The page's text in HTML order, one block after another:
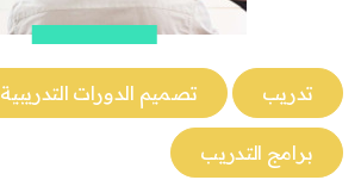
تدريب تصميم الدورات التدريبية
برامج التدريب